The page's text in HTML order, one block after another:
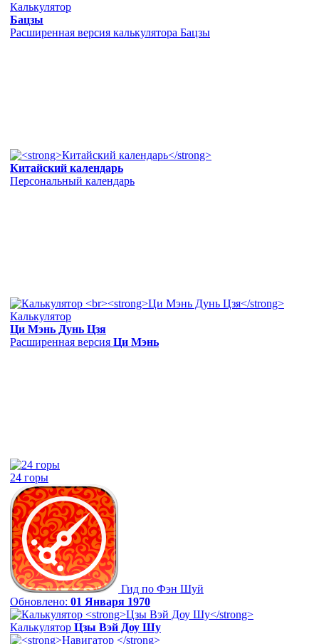
Калькулятор
Бацзы
Расширенная версия калькулятора Бацзы
Китайский календарь
Персональный календарь
Калькулятор
Ци Мэнь Дунь Цзя
Расширенная версия Ци Мэнь
24 горы
Гид по Фэн Шуй
Обновлено: 01 Января 1970
Калькулятор Цзы Вэй Доу Шу